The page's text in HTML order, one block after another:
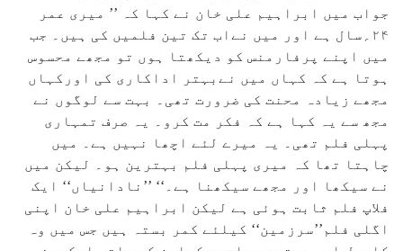
جواب میں ابراہیم علی خان نے کہا کہ ’’ میری عمر
۲۴؍سال ہے اور میں نےاب تک تین فلمیں کی ہیں۔ جب
میں اپنے پرفارمنس کو دیکھتا ہوں تو مجھے محسوس
ہوتا ہے کہ کہاں میں نےبہتر اداکاری کی اورکہاں
مجھے زیادہ محنت کی ضرورت تھی۔ بہت سے لوگوں نے
مجھ سے یہ کہا ہے کہ فکر مت کرو۔ یہ صرف تمہاری
پہلی فلم تھی۔ یہ میرے لئے اچھا نہیں ہے۔ میں
چاہتا تھا کہ میری پہلی فلم بہترین ہو۔ لیکن میں
نے سیکھا اور مجھے سیکھنا ہے۔‘‘ ’’نادانیاں‘‘ ایک
فلاپ فلم ثابت ہوئی ہے لیکن ابراہیم علی خان اپنی
اگلی فلم’’سرزمین‘‘ کیلئے کمر بستہ ہیں جس میں وہ